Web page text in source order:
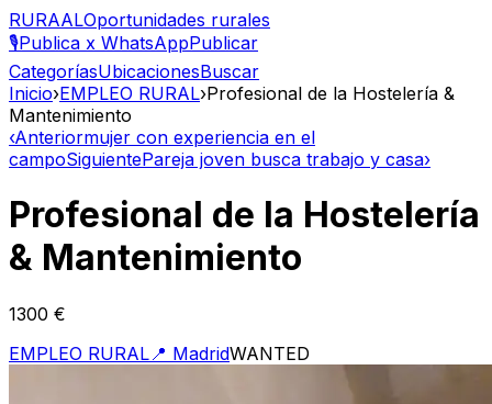
RURAALOportunidades rurales
🎙️Publica x WhatsAppPublicar
CategoríasUbicacionesBuscar
Inicio›EMPLEO RURAL›Profesional de la Hostelería &
Mantenimiento
‹Anteriormujer con experiencia en el
campoSiguientePareja joven busca trabajo y casa›
Profesional de la Hostelería
& Mantenimiento
1300 €
EMPLEO RURAL 📍 MadridWANTED